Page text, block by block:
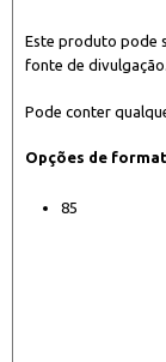
Este produto pode
fonte de divulgação.
Pode conter
Opções de
85